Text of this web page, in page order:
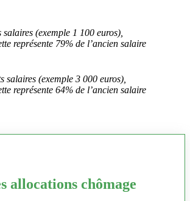
(exemple 1 100 euros),
représente 79% de l’ancien salaire
salaires (exemple 3 000 euros),
représente 64% de l’ancien salaire
allocations chômage